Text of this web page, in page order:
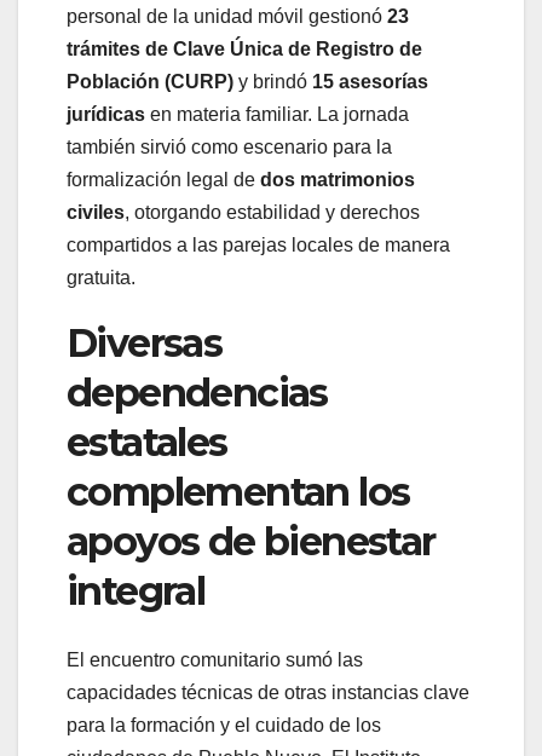
personal de la unidad móvil gestionó 23
trámites de Clave Única de Registro de
Población (CURP) y brindó 15 asesorías
jurídicas en materia familiar. La jornada
también sirvió como escenario para la
formalización legal de dos matrimonios
civiles, otorgando estabilidad y derechos
compartidos a las parejas locales de manera
gratuita.
Diversas
dependencias
estatales
complementan los
apoyos de bienestar
integral
El encuentro comunitario sumó las
capacidades técnicas de otras instancias clave
para la formación y el cuidado de los